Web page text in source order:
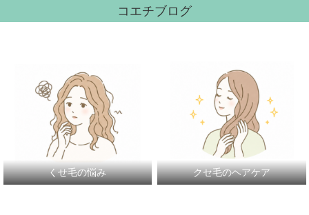
コエチブログ
くせ毛の悩み クセ毛のヘアケア